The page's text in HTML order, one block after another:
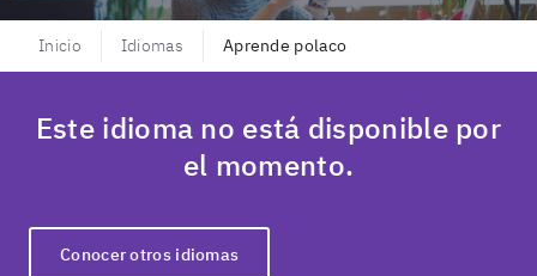
Inicio Idiomas Aprende polaco
Este idioma no está disponible por
el momento.
Conocer otros idiomas